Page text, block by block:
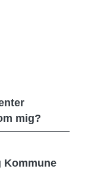
mig?
Kommune